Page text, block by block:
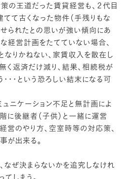
の王道だった賃貸経営も、２代目
て古くなった物件（手残りもな
られたとの思いが強い傾向にあ
経営計画をたてていない場合、
なりかねない、家賃収入を散在し
く返済だけ減り、結果、相続税が
・・という恐ろしい結末になる可
ュニケーション不足と無計画によ
に後継者（子供）と一緒に運営
営のやり方、空室時等の対応策、
が出来る。
ぜ決まらないかを追究しなけれ
しまう。